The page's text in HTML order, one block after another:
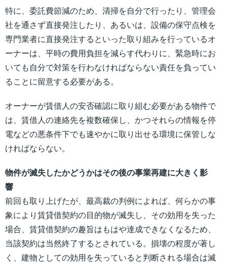
特に、委託費節減のため、清掃を自分で行ったり、管理会
社を通さず直接発注したり、あるいは、設備の保守点検を
専門業者に直接発注するといった取り組みを行っているオ
ーナーは、平時の費用負担を減らす代わりに、緊急時にお
いても自分で対策を行わなければならない責任を負ってい
ることに留意する必要がある。
オーナーが賃借人の安否確認に取り組む必要がある物件で
は、賃借人の連絡先を複数確保し、かつそれらの情報を停
電などの悪条件下でも速やかに取り出せる環境に保管しな
ければならない。
物件が滅失したかどうかはその後の事業再建に大きく影
響
前回も取り上げたが、最高裁の判例によれば、何らかの事
象により賃貸借契約の目的物が滅失し、その効用を失った
場合、賃貸借契約の趣旨はもはや達成できなくなるため、
当該契約は当然終了するとされている。損壊の程度が著し
く、建物としての効用を失っていると判断される場合は滅